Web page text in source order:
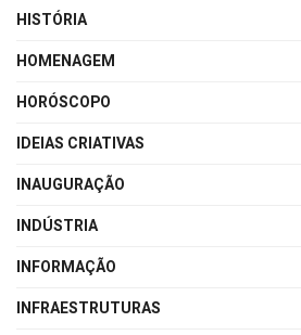
HISTÓRIA
HOMENAGEM
HORÓSCOPO
IDEIAS CRIATIVAS
INAUGURAÇÃO
INDÚSTRIA
INFORMAÇÃO
INFRAESTRUTURAS